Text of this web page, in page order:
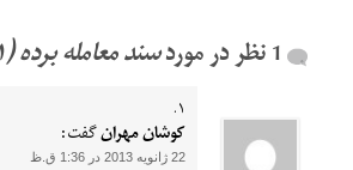
سند معامله برده (۱۹۰۱)
کوشان مهرانگفت:
22 ژانویه 2013 در 1:36 ق.ظ